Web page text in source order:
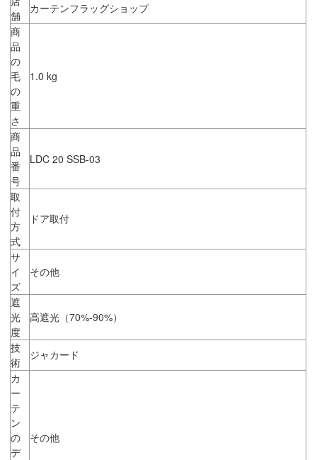
舗
カーテンフラッグショップ
商
品
の
毛
の
重
さ
1.0 kg
商
品
番
号
LDC 20 SSB-03
取
付
方
式
ドア取付
サ
イ
ズ
その他
遮
光
度
高遮光（70%-90%）
技
術
ジャカード
カ
ー
テ
ン
の
デ
その他